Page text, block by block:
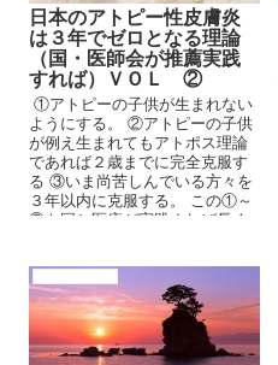
日本のアトピー性皮膚炎
は３年でゼロとなる理論
（国・医師会が推薦実践
すれば）ＶＯＬ ②
①アトピーの子供が生まれない
ようにする。 ②アトピーの子供
が例え生まれてもアトポス理論
であれば２歳までに完全克服す
る ③いま尚苦しんでいる方々を
３年以内に克服する。 この①～
③を国と医療が実践すれば長く
目も普通と変わらなくなるので
す。